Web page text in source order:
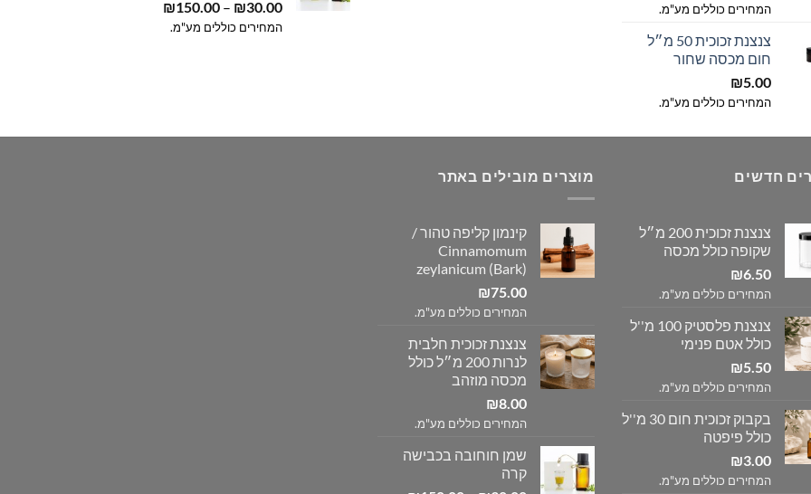
המחירים כוללים מע"מ.
צנצנת זכוכית 50 מ״ל
חום מכסה שחור
₪5.00
המחירים כוללים מע"מ.
₪30.00
–
₪150.00
המחירים כוללים מע"מ.
חדשים
צנצנת זכוכית 200 מ״ל
שקופה כולל מכסה
₪6.50
המחירים כוללים מע"מ.
צנצנת פלסטיק 100 מ''ל
כולל אטם פנימי
₪5.50
המחירים כוללים מע"מ.
בקבוק זכוכית חום 30 מ''ל
כולל פיפטה
₪3.00
המחירים כוללים מע"מ.
מוצרים מובילים באתר
קינמון קליפה טהור /
Cinnamomum
zeylanicum (Bark)
₪75.00
המחירים כוללים מע"מ.
צנצנת זכוכית חלבית
לנרות 200 מ״ל כולל
מכסה מוזהב
₪8.00
המחירים כוללים מע"מ.
שמן חוחובה בכבישה
קרה